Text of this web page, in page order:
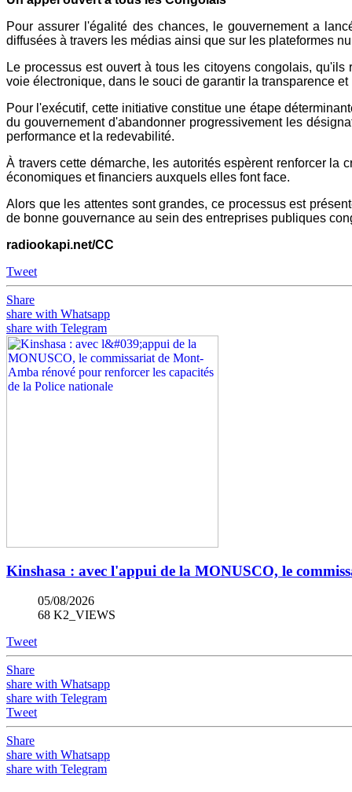
Pour assurer l'égalité des chances, le gouvernement a
diffusées à travers les médias ainsi que sur les plateformes
Le processus est ouvert à tous les citoyens congolais,
voie électronique, dans le souci de garantir la transparence
Pour l'exécutif, cette initiative constitue une étape
du gouvernement d'abandonner progressivement les
performance et la redevabilité.
À travers cette démarche, les autorités espèrent renforcer
économiques et financiers auxquels elles font face.
Alors que les attentes sont grandes, ce processus est
de bonne gouvernance au sein des entreprises publiques
radiookapi.net/CC
Tweet
Share
share with Whatsapp
share with Telegram
Kinshasa : avec l'appui de la MONUSCO, le
05/08/2026
68 K2_VIEWS
Tweet
Share
share with Whatsapp
share with Telegram
Tweet
Share
share with Whatsapp
share with Telegram